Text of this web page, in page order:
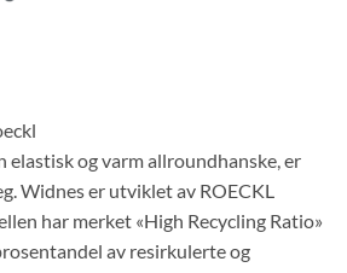
elastisk og varm allroundhanske, er
Widnes er utviklet av ROECKL
har merket «High Recycling Ratio»
av resirkulerte og